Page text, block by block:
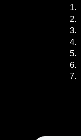
1.
2.
3.
4.
5.
6.
7.